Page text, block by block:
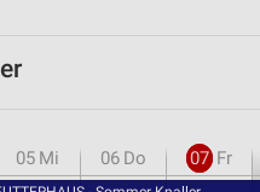
05 Mi 06 Do 07 Fr